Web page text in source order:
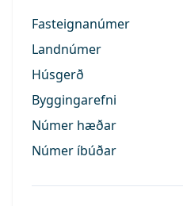
Fasteignanúmer
Landnúmer
Húsgerð
Byggingarefni
Númer hæðar
Númer íbúðar